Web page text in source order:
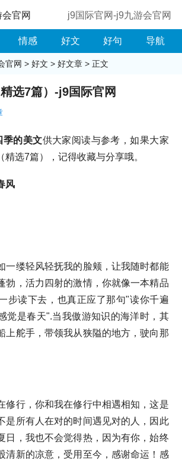
官网 j9国际官网-j9九游会官网
情感 好文 好句 导航
官网 > 好文 > 好文章> 正文
选7篇）-j9国际官网
季的美文供大家阅读与参考，如果大家
精选7篇），记得收藏与分享哦。
风
一缕轻风轻抚我的脸颊，让我随时都能
勃，活力四射的激情，你就像一本精品
步读下去，也真正应了那句"读你千遍
觉是春天".当我傲游知识的海洋时，其
上舵手，带领我从狭隘的地方，驶向那
修行，你和我在修行中相遇相知，这是
是所有人在对的时间遇见对的人，因此
日，我也不会觉得热，因为有你，始终
清新的凉意，受用至今，感谢命运！感